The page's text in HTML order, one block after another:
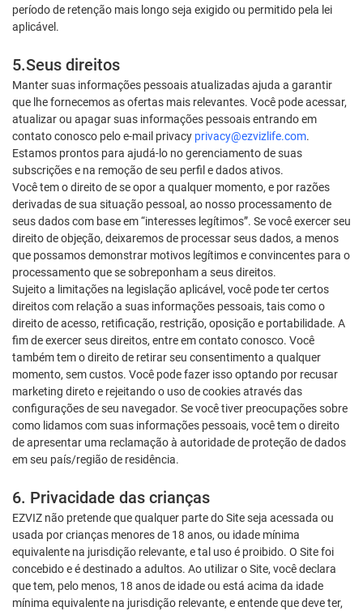
período de retenção mais longo seja exigido ou permitido pela lei
aplicável.
5.Seus direitos
Manter suas informações pessoais atualizadas ajuda a garantir
que lhe fornecemos as ofertas mais relevantes. Você pode acessar,
atualizar ou apagar suas informações pessoais entrando em
contato conosco pelo e-mail privacy privacy@ezvizlife.com.
Estamos prontos para ajudá-lo no gerenciamento de suas
subscrições e na remoção de seu perfil e dados ativos.
Você tem o direito de se opor a qualquer momento, e por razões
derivadas de sua situação pessoal, ao nosso processamento de
seus dados com base em “interesses legítimos”. Se você exercer seu
direito de objeção, deixaremos de processar seus dados, a menos
que possamos demonstrar motivos legítimos e convincentes para o
processamento que se sobreponham a seus direitos.
Sujeito a limitações na legislação aplicável, você pode ter certos
direitos com relação a suas informações pessoais, tais como o
direito de acesso, retificação, restrição, oposição e portabilidade. A
fim de exercer seus direitos, entre em contato conosco. Você
também tem o direito de retirar seu consentimento a qualquer
momento, sem custos. Você pode fazer isso optando por recusar
marketing direto e rejeitando o uso de cookies através das
configurações de seu navegador. Se você tiver preocupações sobre
como lidamos com suas informações pessoais, você tem o direito
de apresentar uma reclamação à autoridade de proteção de dados
em seu país/região de residência.
6. Privacidade das crianças
EZVIZ não pretende que qualquer parte do Site seja acessada ou
usada por crianças menores de 18 anos, ou idade mínima
equivalente na jurisdição relevante, e tal uso é proibido. O Site foi
concebido e é destinado a adultos. Ao utilizar o Site, você declara
que tem, pelo menos, 18 anos de idade ou está acima da idade
mínima equivalente na jurisdição relevante, e entende que deve ter,